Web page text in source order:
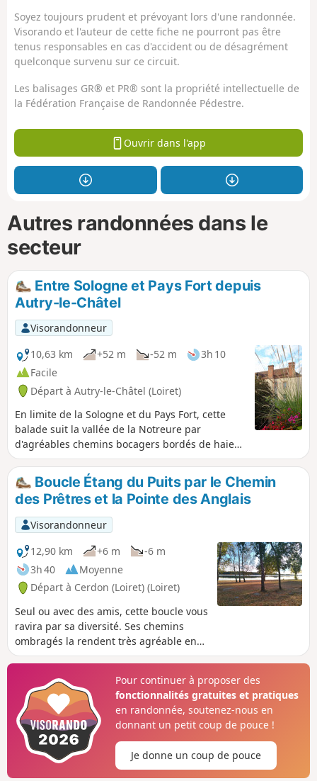
Soyez toujours prudent et prévoyant lors d'une randonnée.
Visorando et l'auteur de cette fiche ne pourront pas être
tenus responsables en cas d'accident ou de désagrément
quelconque survenu sur ce circuit.
Les balisages GR® et PR® sont la propriété intellectuelle de
la Fédération Française de Randonnée Pédestre.
Ouvrir dans l'app
Autres randonnées dans le
secteur
Entre Sologne et Pays Fort depuis
Autry-le-Châtel
Visorandonneur
10,63 km
+52 m -52 m
3h 10
Facile
Départ à Autry-le-Châtel (Loiret)
En limite de la Sologne et du Pays Fort, cette
balade suit la vallée de la Notreure par
d'agréables chemins bocagers bordés de haies
hautes. Autry-le-Chatel porte encore la mémoire
des moulins qui ont fait sa richesse.
Boucle Étang du Puits par le Chemin
des Prêtres et la Pointe des Anglais
Visorandonneur
12,90 km
+6 m
-6 m
3h 40
Moyenne
Départ à Cerdon (Loiret) (Loiret)
Seul ou avec des amis, cette boucle vous
ravira par sa diversité. Ses chemins
ombragés la rendent très agréable en
été. Sa faible longueur vous laissera du
l’Étang du Puits ou sur les rives du
Canal de la Sauldre.
Pour continuer à proposer des
fonctionnalités gratuites et pratiques
en randonnée, soutenez-nous en
donnant un petit coup de pouce !
Je donne un coup de pouce